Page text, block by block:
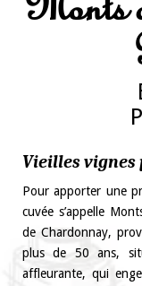
Vieilles
Pour apporter une
cuvée s’appelle
de Chardonnay,
plus de 50 ans,
affleurante, qui